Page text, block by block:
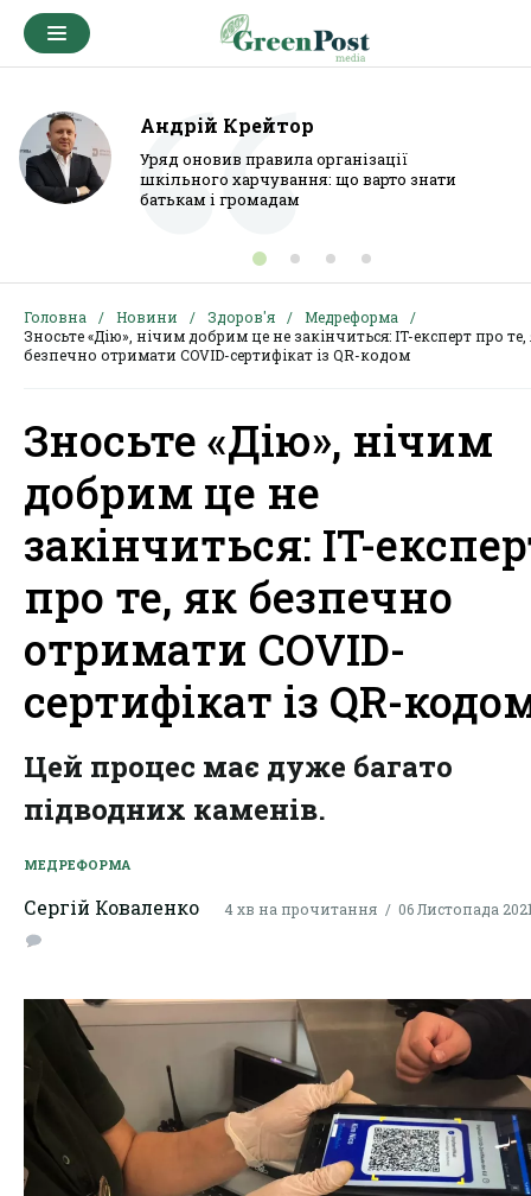
Андрій Крейтор
Уряд оновив правила організації
шкільного харчування: що варто знати
батькам і громадам
Головна Новини Здоров'я
Медреформа
Зносьте «Дію», нічим добрим це не закінчиться: IT-експерт про те,
безпечно отримати COVID-сертифікат із QR-кодом
Зносьте «Дію», нічим
добрим це не
закінчиться: IT-
про те, як безпечно
отримати COVID-
сертифікат із QR-
Цей процес має дуже багато
підводних каменів.
МЕДРЕФОРМА
Сергій Коваленко 4 хв на прочитання 06 Листопада